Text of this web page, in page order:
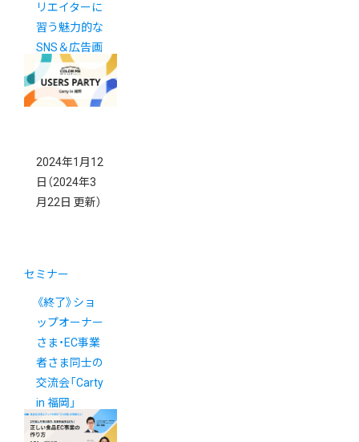
リエイターに
習う魅力的な
SNS＆広告画
像の作り方
2024年1月12
日 （2024年3
月22日 更新）
セミナー
《終了》ショ
ップオーナー
さま・EC事業
者さま同士の
交流会「Carty
in 福岡」